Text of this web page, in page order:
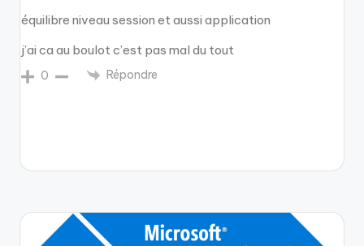
équilibre niveau session et aussi application
j’ai ca au boulot c’est pas mal du tout
0 Répondre